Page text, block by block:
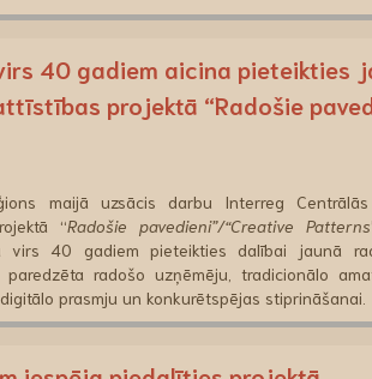
40 gadiem aicina pieteikties
projektā “Radošie
maijā uzsācis darbu Interreg
“Radošie pavedieni”/“Creative Patterns
virs 40 gadiem pieteikties dalībai jaunā
paredzēta radošo uzņēmēju, tradicionālo
prasmju un konkurētspējas stiprināšanai.